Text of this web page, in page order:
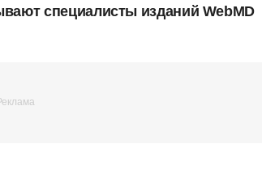
специалисты изданий WebMD